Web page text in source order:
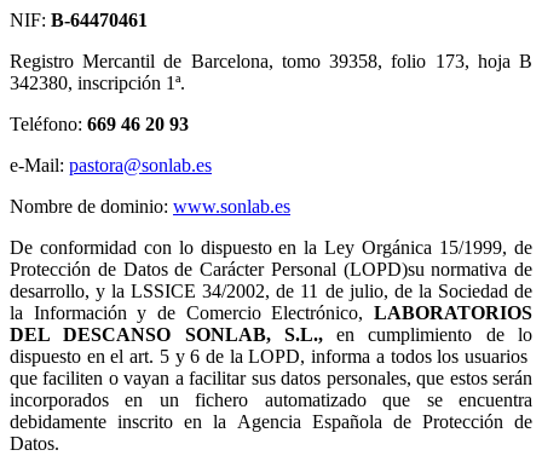
NIF: B-64470461
Registro Mercantil de Barcelona, tomo 39358, folio 173, hoja B
342380, inscripción 1ª.
Teléfono: 669 46 20 93
e-Mail: pastora@sonlab.es
Nombre de dominio: www.sonlab.es
De conformidad con lo dispuesto en la Ley Orgánica 15/1999, de
Protección de Datos de Carácter Personal (LOPD)su normativa de
desarrollo, y la LSSICE 34/2002, de 11 de julio, de la Sociedad de
la Información y de Comercio Electrónico, LABORATORIOS
DEL DESCANSO SONLAB, S.L.,en cumplimiento de lo
dispuesto en el art. 5 y 6 de la LOPD, informa a todos los usuarios
que faciliten o vayan a facilitar sus datos personales, que estos serán
incorporados en un fichero automatizado que se encuentra
debidamente inscrito en la Agencia Española de Protección de
Datos.